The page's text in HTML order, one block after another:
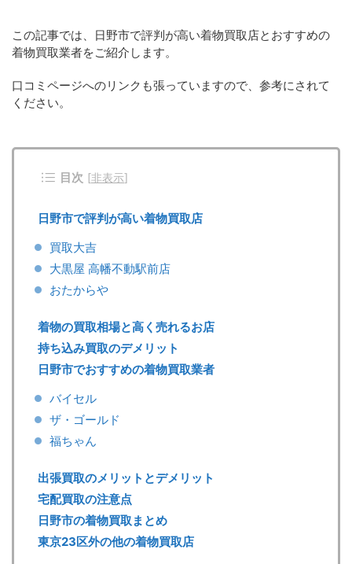
この記事では、日野市で評判が高い着物買取店とおすすめの
着物買取業者をご紹介します。
口コミページへのリンクも張っていますので、参考にされて
ください。
目次 [非表示]
日野市で評判が高い着物買取店
買取大吉
大黒屋 高幡不動駅前店
おたからや
着物の買取相場と高く売れるお店
持ち込み買取のデメリット
日野市でおすすめの着物買取業者
バイセル
ザ・ゴールド
福ちゃん
出張買取のメリットとデメリット
宅配買取の注意点
日野市の着物買取まとめ
東京23区外の他の着物買取店